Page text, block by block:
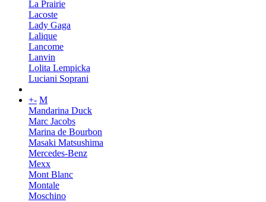
La Prairie
Lacoste
Lady Gaga
Lalique
Lancome
Lanvin
Lolita Lempicka
Luciani Soprani
+- M
Mandarina Duck
Marc Jacobs
Marina de Bourbon
Masaki Matsushima
Mercedes-Benz
Mexx
Mont Blanc
Montale
Moschino